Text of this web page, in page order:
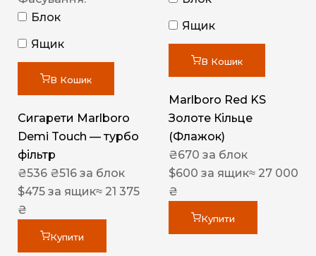
Блок
Ящик
В Кошик
Сигарети Marlboro
Demi Touch — турбо
фільтр
₴536 ₴516 за блок
$475 за ящик≈ 21 375
₴
Купити
Ящик
В Кошик
Marlboro Red KS
Золоте Кільце
(Флажок)
₴670 за блок
$600 за ящик≈ 27 000
₴
Купити